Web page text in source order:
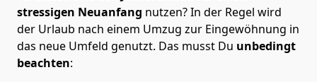
stressigen Neuanfang nutzen? In der Regel wird
der Urlaub nach einem Umzug zur Eingewöhnung in
das neue Umfeld genutzt. Das musst Du unbedingt
beachten: